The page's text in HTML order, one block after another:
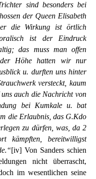
sind besonders bei
der Queen Elisabeth
die Wirkung ist örtlich
ist der Eindruck
das muss man offen
der Höhe hatten wir nur
u. durften uns hinter
versteckt, kaum
auch die Nachricht von
bei Kumkale u. bat
die Erlaubnis, das G.Kdo
zu dürfen, was, da 2
kämpften, bereitwilligst
[iv] Von Sanders schien
nicht überrascht,
im wesentlichen seine